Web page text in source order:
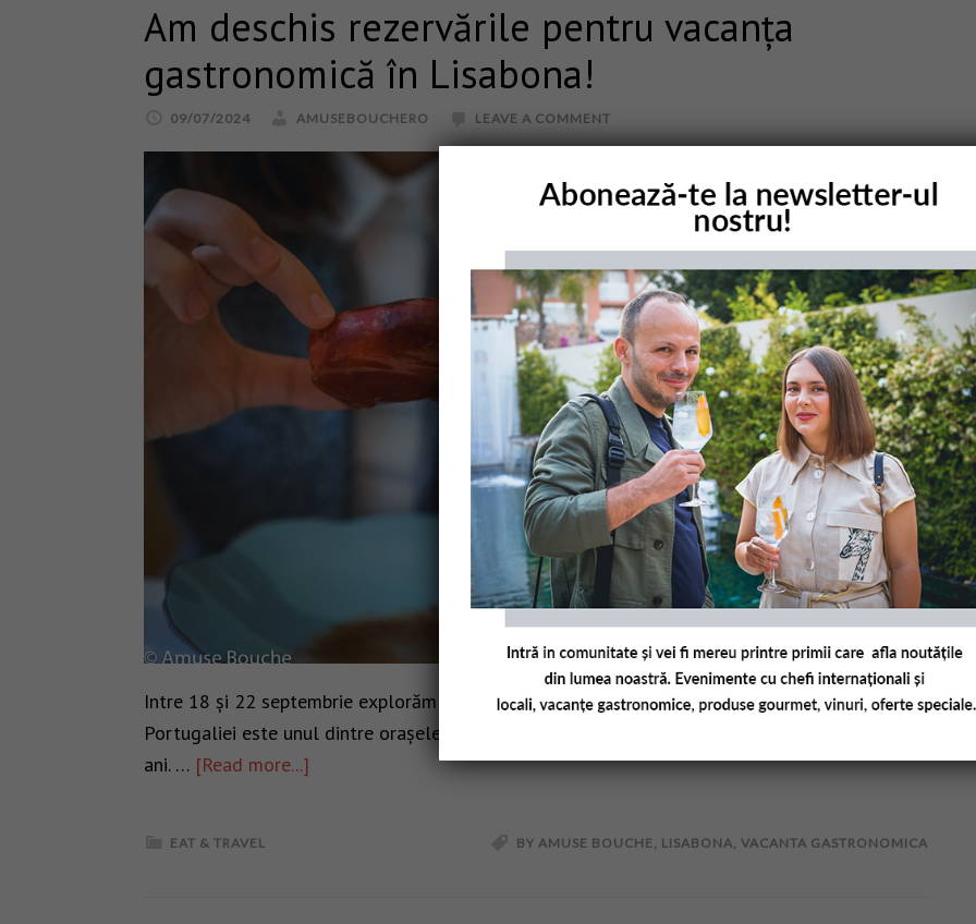
Am deschis rezervările pentru vacanța
gastronomică în Lisabona!
09/07/2024 AMUSEBOUCHERO LEAVE A COMMENT
Intre 18 și 22 septembrie explorăm împreună cele mai bune restaurante din Lisabona. Capitala
Portugaliei este unul dintre orașele care s-au bucurat de o popularizare rapidă în ultimii 15
ani. … [Read more...]
EAT & TRAVEL BY AMUSE BOUCHE, LISABONA, VACANTA GASTRONOMICA